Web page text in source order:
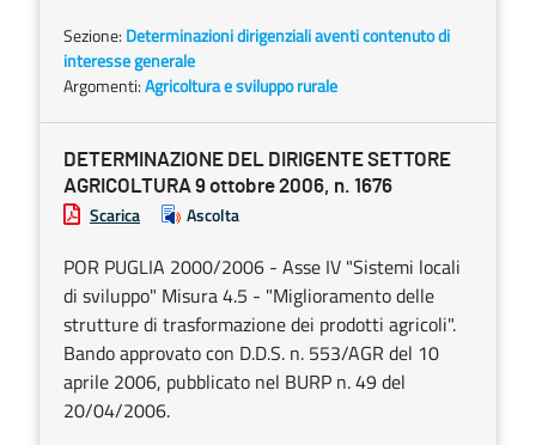
Sezione: Determinazioni dirigenziali aventi contenuto di
interesse generale
Argomenti:Agricoltura e sviluppo rurale
DETERMINAZIONE DEL DIRIGENTE SETTORE
AGRICOLTURA 9 ottobre 2006, n. 1676
Scarica Ascolta
POR PUGLIA 2000/2006 - Asse IV "Sistemi locali
di sviluppo" Misura 4.5 - "Miglioramento delle
strutture di trasformazione dei prodotti agricoli".
Bando approvato con D.D.S. n. 553/AGR del 10
aprile 2006, pubblicato nel BURP n. 49 del
20/04/2006.